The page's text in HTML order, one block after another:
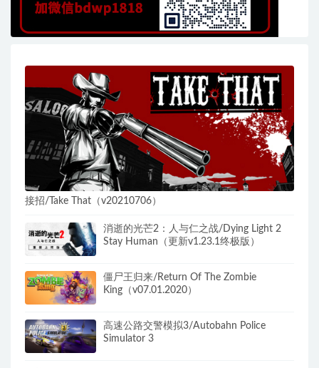
接招/Take That（v20210706）
消逝的光芒2：人与仁之战/Dying Light 2
Stay Human（更新v1.23.1终极版）
僵尸王归来/Return Of The Zombie
King（v07.01.2020）
高速公路交警模拟3/Autobahn Police
Simulator 3